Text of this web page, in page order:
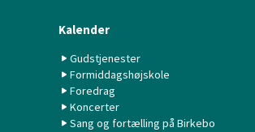
Kalender
Gudstjenester
Formiddagshøjskole
Foredrag
Koncerter
Sang og fortælling på Birkebo